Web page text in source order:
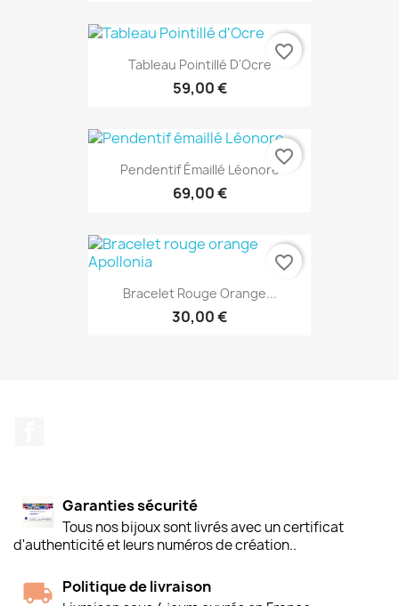
Tableau Pointillé D'Ocre
59,00 €
favorite_border
Pendentif Émaillé Léonore
69,00 €
favorite_border
Bracelet Rouge Orange...
30,00 €
favorite_border
Garanties sécurité
Tous nos bijoux sont livrés avec un certificat
d'authenticité et leurs numéros de création..
Politique de livraison